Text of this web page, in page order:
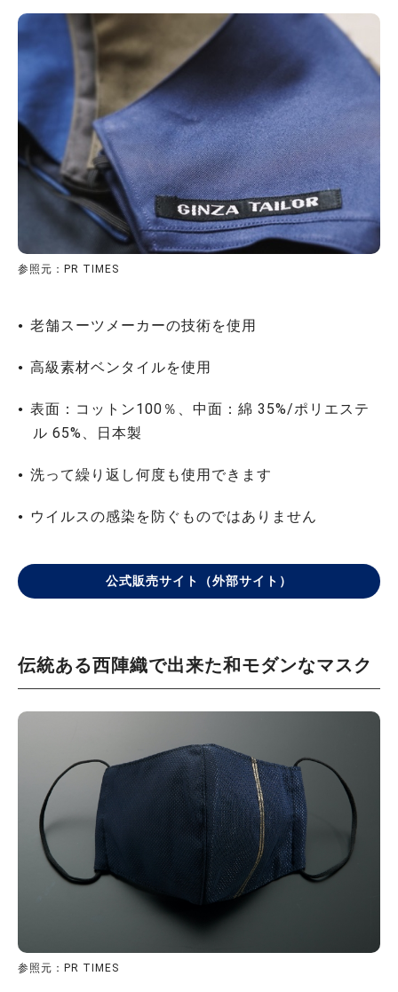
参照元：PR TIMES
老舗スーツメーカーの技術を使用
高級素材ベンタイルを使用
表面：コットン100％、中面：綿 35%/ポリエステ
ル 65%、日本製
洗って繰り返し何度も使用できます
ウイルスの感染を防ぐものではありません
公式販売サイト（外部サイト）
伝統ある西陣織で出来た和モダンなマスク
参照元：PR TIMES